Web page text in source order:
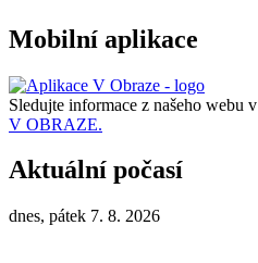
Mobilní aplikace
Sledujte informace z našeho webu v
V OBRAZE.
Aktuální počasí
dnes, pátek 7. 8. 2026